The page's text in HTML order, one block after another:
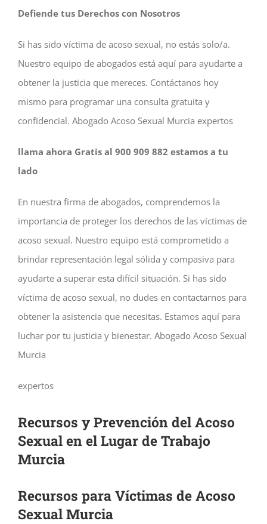
Defiende tus Derechos con Nosotros
Si has sido víctima de acoso sexual, no estás solo/a.
Nuestro equipo de abogados está aquí para ayudarte a
obtener la justicia que mereces. Contáctanos hoy
mismo para programar una consulta gratuita y
confidencial. Abogado Acoso Sexual Murcia expertos
llama ahora Gratis al 900 909 882 estamos a tu
lado
En nuestra firma de abogados, comprendemos la
importancia de proteger los derechos de las víctimas de
acoso sexual. Nuestro equipo está comprometido a
brindar representación legal sólida y compasiva para
ayudarte a superar esta difícil situación. Si has sido
víctima de acoso sexual, no dudes en contactarnos para
obtener la asistencia que necesitas. Estamos aquí para
luchar por tu justicia y bienestar. Abogado Acoso Sexual
Murcia
expertos
Recursos y Prevención del Acoso
Sexual en el Lugar de Trabajo
Murcia
Recursos para Víctimas de Acoso
Sexual Murcia